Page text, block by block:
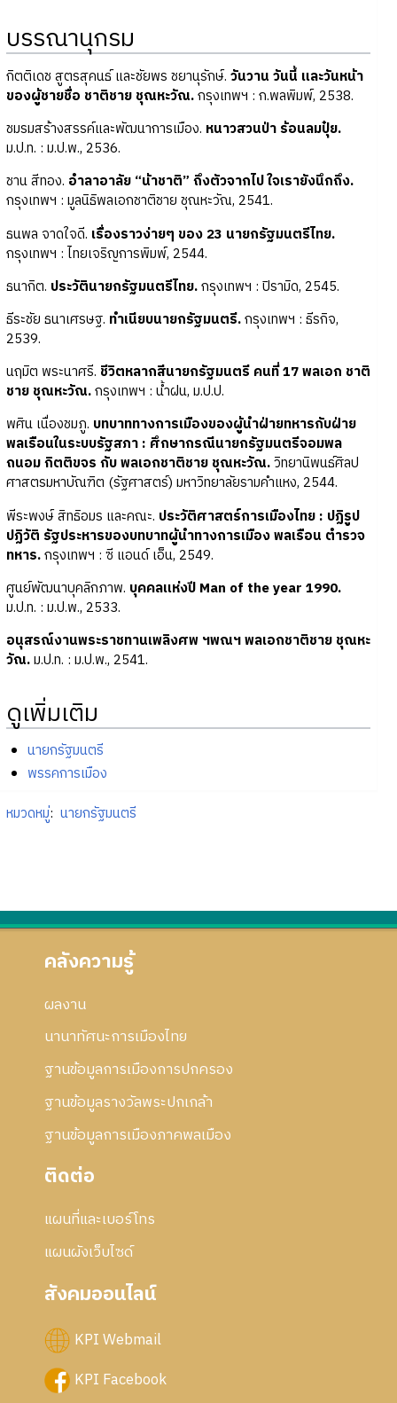
บรรณานุกรม
กิตติเดช สูตรสุคนธ์ และชัยพร ชยานุรักษ์. วันวาน วันนี้ และวันหน้า
ของผู้ชายชื่อ ชาติชาย ชุณหะวัณ.กรุงเทพฯ : ก.พลพิมพ์, 2538.
ชมรมสร้างสรรค์และพัฒนาการเมือง. หนาวสวนป่า ร้อนลมปุ๋ย.
ม.ป.ท. : ม.ป.พ., 2536.
ชาน สีทอง. อำลาอาลัย “น้าชาติ” ถึงตัวจากไป ใจเรายังนึกถึง.
กรุงเทพฯ : มูลนิธิพลเอกชาติชาย ชุณหะวัณ, 2541.
ธนพล จาดใจดี. เรื่องราวง่ายๆ ของ 23 นายกรัฐมนตรีไทย.
กรุงเทพฯ : ไทยเจริญการพิมพ์, 2544.
ธนากิต. ประวัตินายกรัฐมนตรีไทย.กรุงเทพฯ : ปิรามิด, 2545.
ธีระชัย ธนาเศรษฐ. ทำเนียบนายกรัฐมนตรี.กรุงเทพฯ : ธีรกิจ,
2539.
นฤมิต พระนาศรี. ชีวิตหลากสีนายกรัฐมนตรี คนที่ 17 พลเอก ชาติ
ชาย ชุณหะวัณ.กรุงเทพฯ : น้ำฝน, ม.ป.ป.
พศิน เนื่องชมภู. บทบาททางการเมืองของผู้นำฝ่ายทหารกับฝ่าย
พลเรือนในระบบรัฐสภา : ศึกษากรณีนายกรัฐมนตรีจอมพล
ถนอม กิตติขจร กับ พลเอกชาติชาย ชุณหะวัณ.วิทยานิพนธ์ศิลป
ศาสตรมหาบัณฑิต (รัฐศาสตร์) มหาวิทยาลัยรามคำแหง, 2544.
พีระพงษ์ สิทธิอมร และคณะ. ประวัติศาสตร์การเมืองไทย : ปฏิรูป
ปฏิวัติ รัฐประหารของบทบาทผู้นำทางการเมือง พลเรือน ตำรวจ
ทหาร.กรุงเทพฯ : ซี แอนด์ เอ็น, 2549.
ศูนย์พัฒนาบุคลิกภาพ. บุคคลแห่งปี Man of the year 1990.
ม.ป.ท. : ม.ป.พ., 2533.
อนุสรณ์งานพระราชทานเพลิงศพ ฯพณฯ พลเอกชาติชาย ชุณหะ
วัณ.ม.ป.ท. : ม.ป.พ., 2541.
ดูเพิ่มเติม
นายกรัฐมนตรี
พรรคการเมือง
หมวดหมู่: นายกรัฐมนตรี
คลังความรู้
ผลงาน
นานาทัศนะการเมืองไทย
ฐานข้อมูลการเมืองการปกครอง
ฐานข้อมูลรางวัลพระปกเกล้า
ฐานข้อมูลการเมืองภาคพลเมือง
ติดต่อ
แผนที่และเบอร์โทร
แผนผังเว็บไซด์
สังคมออนไลน์
KPI Webmail
KPI Facebook